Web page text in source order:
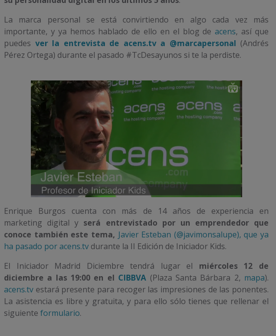
La marca personal se está convirtiendo en algo cada vez más
importante, y ya hemos hablado de ello en el blog deacens, así que
puedes ver la entrevista de acens.tv a @marcapersonal (Andrés
Pérez Ortega) durante el pasado #TcDesayunos si te la perdiste.
Enrique Burgos cuenta con más de 14 años de experiencia en
marketing digital y será entrevistado por un emprendedor que
conoce también este tema, Javier Esteban (@javimonsalupe), que ya
ha pasado por acens.tv durante la II Edición de Iniciador Kids.
El Iniciador Madrid Diciembre tendrá lugar el miércoles 12 de
diciembre a las 19:00 en el CIBBVA (Plaza Santa Bárbara 2, mapa).
acens.tv estará presente para recoger las impresiones de las ponentes.
La asistencia es libre y gratuita, y para ello sólo tienes que rellenar el
siguiente formulario.